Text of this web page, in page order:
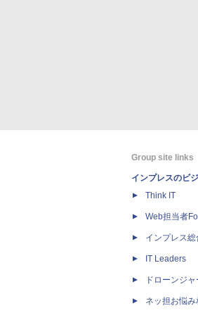
Group site links
インプレスのビ
Think IT
Web担当者
インプレス
IT Leaders
ドローンジ
ネッ担お悩